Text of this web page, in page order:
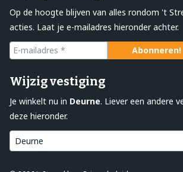
Op de hoogte blijven van alles rondom 't
acties. Laat je e-mailadres hieronder achter.
Wijzig vestiging
Je winkelt nu in Deurne. Liever een andere
deze hieronder.